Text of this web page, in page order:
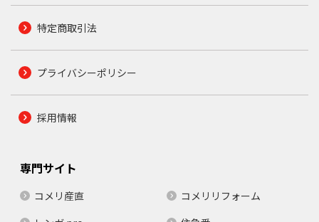
特定商取引法
プライバシーポリシー
採用情報
専門サイト
コメリ産直
コメリリフォーム